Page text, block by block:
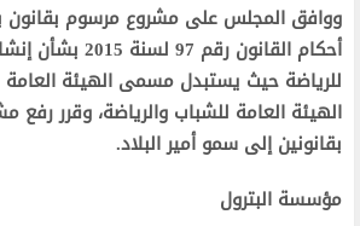
ووافق المجلس على مشروع مرسوم
أحكام القانون رقم
للرياضة حيث يستبدل مسمى الهيئة
الهيئة العامة للشباب والرياضة، وقرر
بقانونين إلى سمو أمير البلاد.
مؤسسة البترول